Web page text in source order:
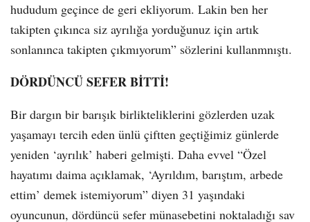
hududum geçince de geri ekliyorum. Lakin ben her
takipten çıkınca siz ayrılığa yorduğunuz için artık
sonlanınca takipten çıkmıyorum” sözlerini kullanmnıştı.
DÖRDÜNCÜ SEFER BİTTİ!
Bir dargın bir barışık birlikteliklerini gözlerden uzak
yaşamayı tercih eden ünlü çiftten geçtiğimiz günlerde
yeniden ‘ayrılık’ haberi gelmişti. Daha evvel “Özel
hayatımı daima açıklamak, ‘Ayrıldım, barıştım, arbede
ettim’ demek istemiyorum” diyen 31 yaşındaki
oyuncunun, dördüncü sefer münasebetini noktaladığı sav